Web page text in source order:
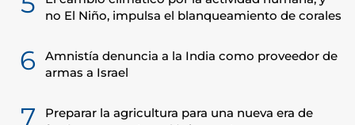
no El Niño, impulsa el blanqueamiento de corales
6
Amnistía denuncia a la India como proveedor de
armas a Israel
7
Preparar la agricultura para una nueva era de